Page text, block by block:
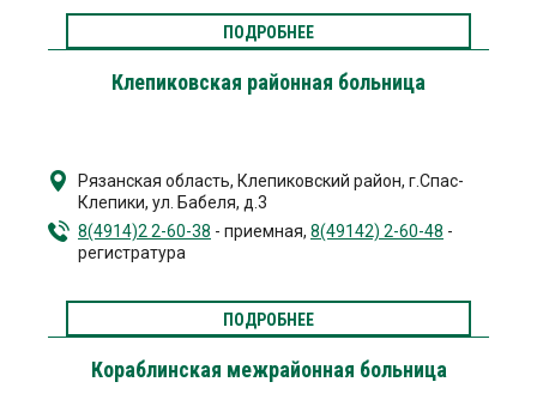
ПОДРОБНЕЕ
Клепиковская районная больница
Рязанская область, Клепиковский район, г.Спас-
Клепики, ул. Бабеля, д.3
8(4914)2 2-60-38 - приемная, 8(49142) 2-60-48 -
регистратура
ПОДРОБНЕЕ
Кораблинская межрайонная больница